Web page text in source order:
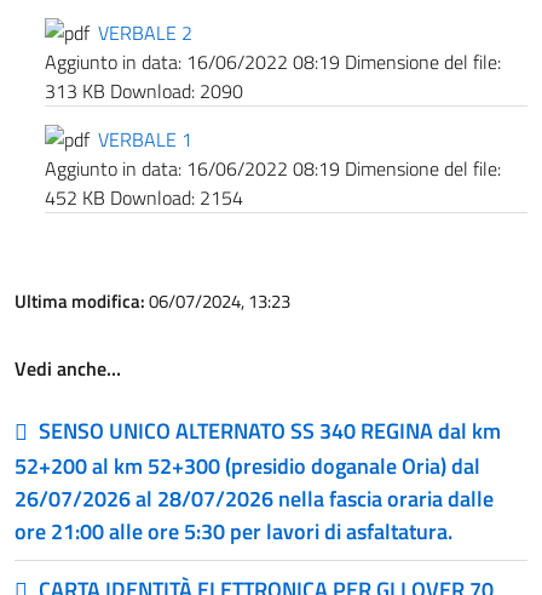
VERBALE 2
Aggiunto in data: 16/06/2022 08:19 Dimensione del file:
313 KB Download: 2090
VERBALE 1
Aggiunto in data: 16/06/2022 08:19 Dimensione del file:
452 KB Download: 2154
Ultima modifica:06/07/2024, 13:23
Vedi anche…
SENSO UNICO ALTERNATO SS 340 REGINA dal km
52+200 al km 52+300 (presidio doganale Oria) dal
26/07/2026 al 28/07/2026 nella fascia oraria dalle
ore 21:00 alle ore 5:30 per lavori di asfaltatura.